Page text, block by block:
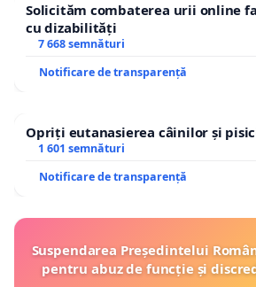
Solicităm combaterea urii online
cu dizabilități
7 668 semnături
Notificare de transparență
Opriți eutanasierea câinilor și
1 601 semnături
Notificare de transparență
Suspendarea Președintelui
pentru abuz de funcție și